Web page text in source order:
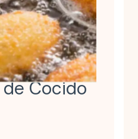
Cocido